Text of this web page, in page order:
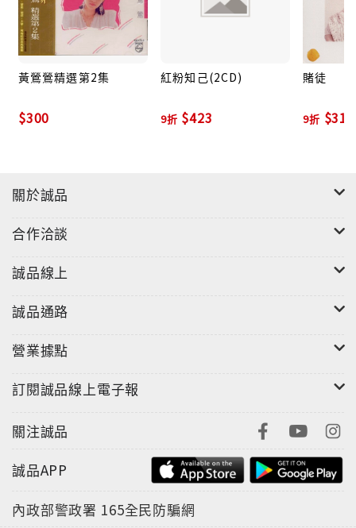
黃鶯鶯精選第2集
$300
紅粉知己(2CD)
9折 $423
賭徒
9折 $315
關於誠品
合作洽談
誠品線上
誠品通路
營業據點
訂閱誠品線上電子報
關注誠品
誠品APP
內政部警政署 165全民防騙網